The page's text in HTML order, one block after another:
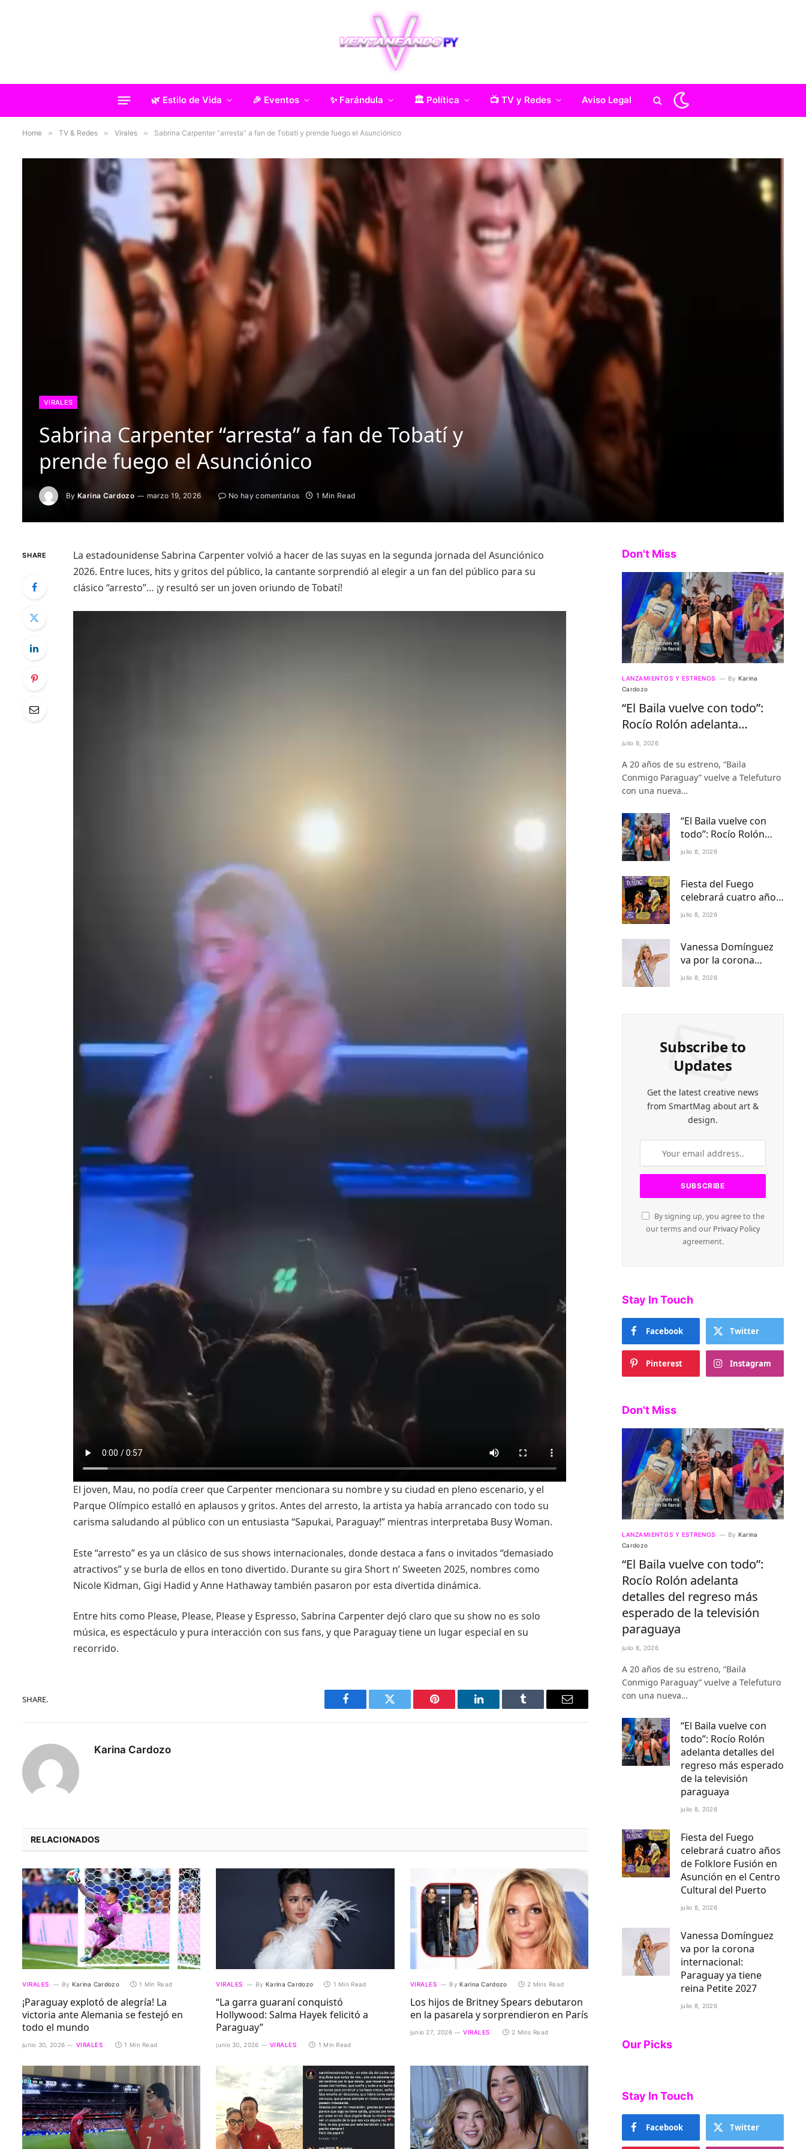
🌿 Estilo de Vida 🎉 Eventos ✨ Farándula 🏛️ Política 📺 TV y Redes Aviso Legal
Home » TV & Redes » Virales » Sabrina Carpenter “arresta” a fan de Tobatí y prende fuego el Asunciónico
VIRALES
Sabrina Carpenter “arresta” a fan de Tobatí y
prende fuego el Asunciónico
By Karina Cardozo marzo 19, 2026 No hay comentarios 1 Min Read
SHARE
La estadounidense Sabrina Carpenter volvió a hacer de las suyas en la segunda jornada del Asunciónico
2026. Entre luces, hits y gritos del público, la cantante sorprendió al elegir a un fan del público para su
clásico “arresto”… ¡y resultó ser un joven oriundo de Tobatí!
El joven, Mau, no podía creer que Carpenter mencionara su nombre y su ciudad en pleno escenario, y el
Parque Olímpico estalló en aplausos y gritos. Antes del arresto, la artista ya había arrancado con todo su
carisma saludando al público con un entusiasta “Sapukai, Paraguay!” mientras interpretaba Busy Woman.
Este “arresto” es ya un clásico de sus shows internacionales, donde destaca a fans o invitados “demasiado
atractivos” y se burla de ellos en tono divertido. Durante su gira Short n’ Sweeten 2025, nombres como
Nicole Kidman, Gigi Hadid y Anne Hathaway también pasaron por esta divertida dinámica.
Entre hits como Please, Please, Please y Espresso, Sabrina Carpenter dejó claro que su show no es solo
música, es espectáculo y pura interacción con sus fans, y que Paraguay tiene un lugar especial en su
recorrido.
SHARE.
Facebook Twitter Pinterest LinkedIn Tumblr Email
Karina Cardozo
RELACIONADOS
VIRALES By Karina Cardozo 1 Min Read
¡Paraguay explotó de alegría! La
victoria ante Alemania se festejó en
todo el mundo
junio 30, 2026 VIRALES 1 Min Read
VIRALES By Karina Cardozo 1 Min Read
“La garra guaraní conquistó
Hollywood: Salma Hayek felicitó a
Paraguay”
junio 30, 2026 VIRALES 1 Min Read
VIRALES By Karina Cardozo 2 Mins Read
Los hijos de Britney Spears debutaron
en la pasarela y sorprendieron en París
junio 27, 2026 VIRALES 2 Mins Read
Don't Miss
LANZAMIENTOS Y ESTRENOS By Karina
Cardozo
“El Baila vuelve con todo”:
Rocío Rolón adelanta
detalles del regreso más
paraguaya
julio 8, 2026
A 20 años de su estreno, “Baila
Conmigo Paraguay” vuelve a Telefuturo
con una nueva…
“El Baila vuelve con
todo”: Rocío Rolón
adelanta detalles del
paraguaya
julio 8, 2026
Fiesta del Fuego
celebrará cuatro años
de Folklore Fusión en
julio 8, 2026
Vanessa Domínguez
va por la corona
internacional:
julio 8, 2026
Subscribe to
Updates
Get the latest creative news
from SmartMag about art &
design.
By signing up, you agree to the
our terms and our Privacy Policy
agreement.
Stay In Touch
Facebook Twitter
Pinterest Instagram
Don't Miss
LANZAMIENTOS Y ESTRENOS By Karina
Cardozo
“El Baila vuelve con todo”:
Rocío Rolón adelanta
detalles del regreso más
esperado de la televisión
paraguaya
julio 8, 2026
A 20 años de su estreno, “Baila
Conmigo Paraguay” vuelve a Telefuturo
con una nueva…
“El Baila vuelve con
todo”: Rocío Rolón
adelanta detalles del
regreso más esperado
de la televisión
paraguaya
julio 8, 2026
Fiesta del Fuego
celebrará cuatro años
de Folklore Fusión en
Asunción en el Centro
Cultural del Puerto
julio 8, 2026
Vanessa Domínguez
va por la corona
internacional:
Paraguay ya tiene
reina Petite 2027
julio 8, 2026
Our Picks
Stay In Touch
Facebook Twitter